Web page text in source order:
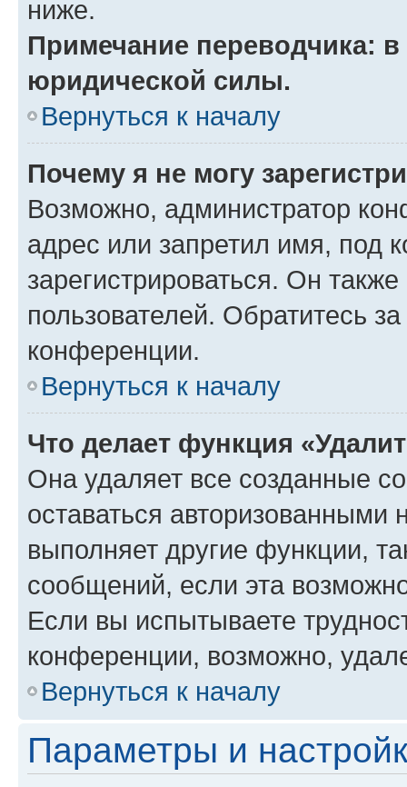
ниже.
Примечание переводчика:
юридической силы.
Вернуться к началу
Почему я не могу
Возможно, администратор
адрес или запретил имя, под
зарегистрироваться. Он
пользователей. Обратитесь
конференции.
Вернуться к началу
Что делает функция
Она удаляет все созданные
оставаться авторизованными
выполняет другие функции,
сообщений, если эта
Если вы испытываете
конференции, возможно,
Вернуться к началу
Параметры и